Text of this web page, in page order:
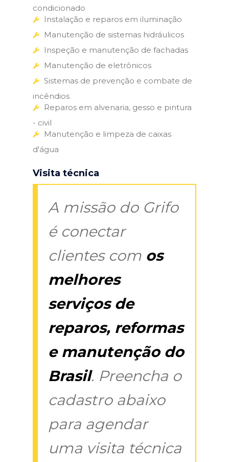
condicionado
Instalação e reparos em iluminação
Manutenção de sistemas hidráulicos
Inspeção e manutenção de fachadas
Manutenção de eletrônicos
Sistemas de prevenção e combate de
incêndios
Reparos em alvenaria, gesso e pintura
- civil
Manutenção e limpeza de caixas
d'água
Visita técnica
A missão do Grifo
é conectar
clientes com os
melhores
serviços de
reparos, reformas
e manutenção do
Brasil. Preencha o
cadastro abaixo
para agendar
uma visita técnica